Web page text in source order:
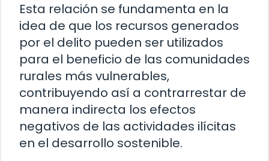
Esta relación se fundamenta en la
idea de que los recursos generados
por el delito pueden ser utilizados
para el beneficio de las comunidades
rurales más vulnerables,
contribuyendo así a contrarrestar de
manera indirecta los efectos
negativos de las actividades ilícitas
en el desarrollo sostenible.